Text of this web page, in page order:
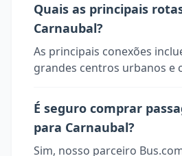
Quais as principais
Carnaubal?
As principais conexões
grandes centros urbanos e
É seguro comprar
para Carnaubal?
Sim, nosso parceiro